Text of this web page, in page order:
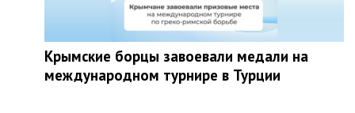
Крымские борцы завоевали медали на
международном турнире в Турции